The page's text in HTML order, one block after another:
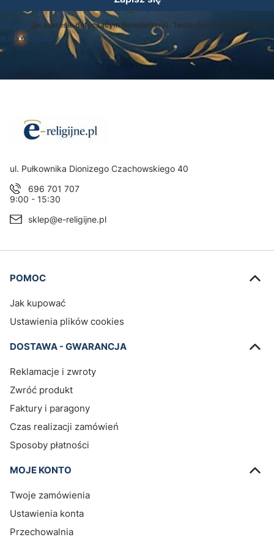
(w zakresie dotyczącym Newslettera). Twoje dane będą
prywatności .
Adres:
ul. Pułkownika Dionizego Czachowskiego 40
696 701 707
9:00 - 15:30
sklep@e-religijne.pl
Linki w stopce
POMOC
Jak kupować
Ustawienia plików cookies
DOSTAWA - GWARANCJA
Reklamacje i zwroty
Zwróć produkt
Faktury i paragony
Czas realizacji zamówień
Sposoby płatności
MOJE KONTO
Twoje zamówienia
Ustawienia konta
Przechowalnia